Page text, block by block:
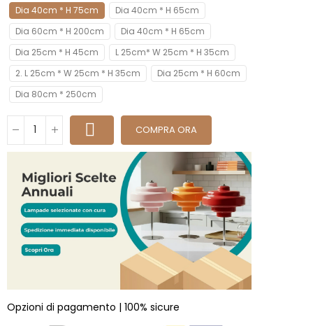
Dia 40cm * H 75cm
Dia 40cm * H 65cm
Dia 60cm * H 200cm
Dia 40cm * H 65cm
Dia 25cm * H 45cm
L 25cm* W 25cm * H 35cm
2. L 25cm * W 25cm * H 35cm
Dia 25cm * H 60cm
Dia 80cm * 250cm
COMPRA ORA
Opzioni di pagamento | 100% sicure